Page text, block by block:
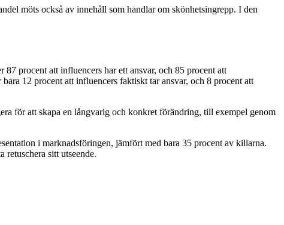
möts också av innehåll som handlar om skönhetsingrepp. I den
procent att influencers har ett ansvar, och 85 procent att
12 procent att influencers faktiskt tar ansvar, och 8 procent att
för att skapa en långvarig och konkret förändring, till exempel genom
i marknadsföringen, jämfört med bara 35 procent av killarna.
retuschera sitt utseende.